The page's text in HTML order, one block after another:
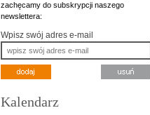
zachęcamy do subskrypcji naszego
newslettera:
Wpisz swój adres e-mail
Kalendarz